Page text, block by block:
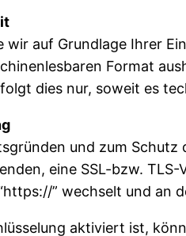
wir auf Grundlage Ihrer
Format
dies nur, soweit es
und zum
eine SSL-bzw.
” wechselt und an
aktiviert ist,